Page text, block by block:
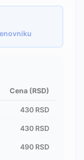
Cena (RSD)
430 RSD
430 RSD
490 RSD